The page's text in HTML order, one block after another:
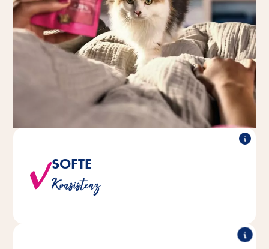
SOFTE
Konsistenz
sind schön saftig beim